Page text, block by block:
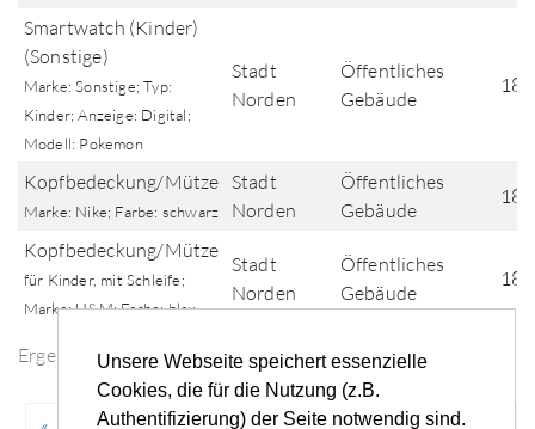
Unsere Webseite speichert essenzielle
Cookies, die für die Nutzung (z.B.
Authentifizierung) der Seite notwendig sind.
Ergebnisse der Fundsuche
Smartwatch (Kinder)
(Sonstige)
Marke: Sonstige; Typ:
Kinder; Anzeige: Digital;
Modell: Pokemon
Stadt
Norden
Öffentliches
Gebäude
Kopfbedeckung/Mütze
Marke: Nike; Farbe: schwarz
Stadt
Norden
Öffentliches
Gebäude
Kopfbedeckung/Mütze
für Kinder, mit Schleife;
Marke: H&M; Farbe: blau
Stadt
Norden
Öffentliches
Gebäude